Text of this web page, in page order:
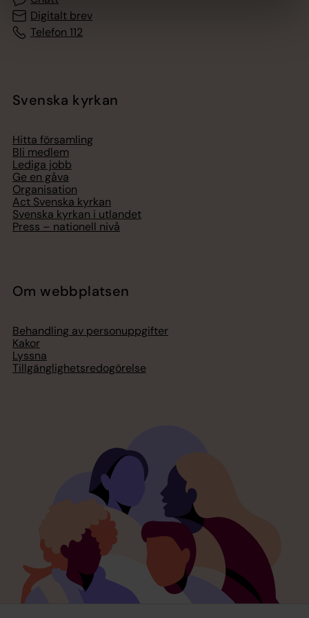
Digitalt brev
Telefon 112
Svenska kyrkan
Hitta församling
Bli medlem
Lediga jobb
Ge en gåva
Organisation
Act Svenska kyrkan
Svenska kyrkan i utlandet
Press – nationell nivå
Om webbplatsen
Behandling av personuppgifter
Kakor
Lyssna
Tillgänglighetsredogörelse